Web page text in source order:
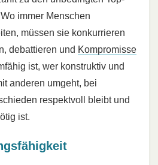
immer Menschen
müssen sie konkurrieren
debattieren und Kompromisse
ist, wer konstruktiv und
anderen umgeht, bei
respektvoll bleibt und
ist.